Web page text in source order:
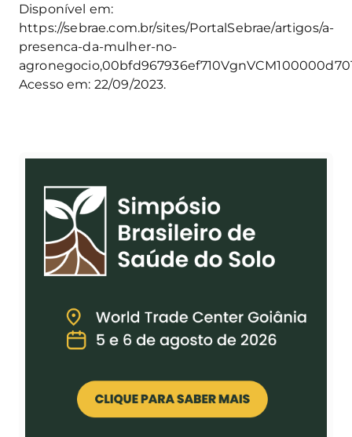
Disponível em:
https://sebrae.com.br/sites/PortalSebrae/artigos/a-
presenca-da-mulher-no-
Acesso em: 22/09/2023.